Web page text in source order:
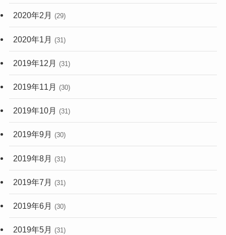
2020年2月 (29)
2020年1月 (31)
2019年12月 (31)
2019年11月 (30)
2019年10月 (31)
2019年9月 (30)
2019年8月 (31)
2019年7月 (31)
2019年6月 (30)
2019年5月 (31)